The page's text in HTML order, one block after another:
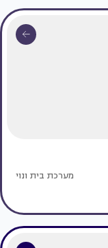
מערכת בית ונוי